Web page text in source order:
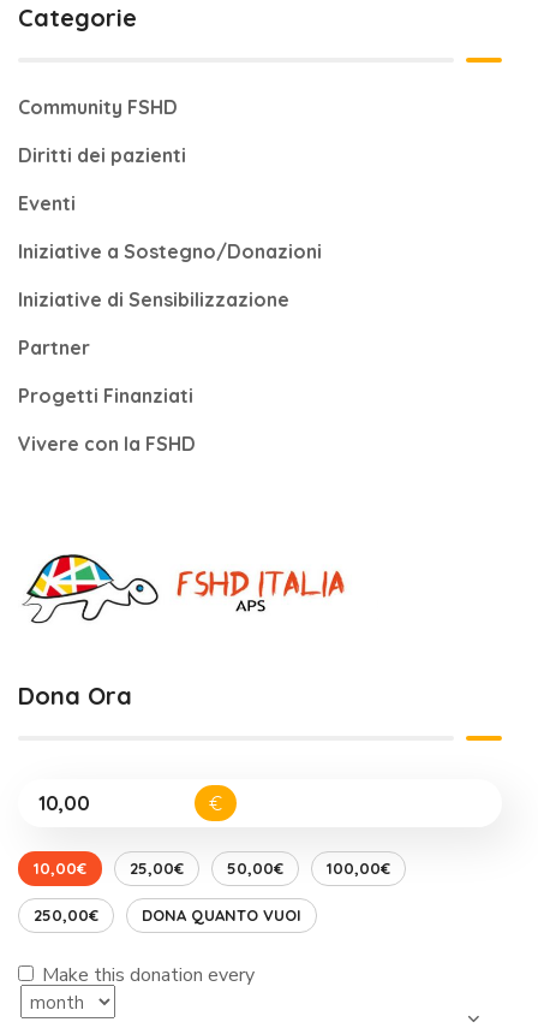
Categorie
Community FSHD
Diritti dei pazienti
Eventi
Iniziative a Sostegno/Donazioni
Iniziative di Sensibilizzazione
Partner
Progetti Finanziati
Vivere con la FSHD
Dona Ora
€
10,00€ 25,00€ 50,00€ 100,00€
250,00€ DONA QUANTO VUOI
Make this donation every